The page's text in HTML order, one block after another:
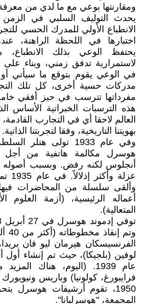
ومقارنتها بوعي مع ما لدي من
يحدث التوليف السلبي في
الانطباع الأولي للمدرك الحسي
اختبارها في اللحظة الراهنة،
يحتفظ الوعي بذلك
لاستمرارية تدفق زمني، وبناء على
في الوعي يقوم بتوقع ما سيأتي
مدركات حسية أخرى، كل تلك
مفرداتها تترسب في حيز أفقي
هذه الترسبات الخبراتية الأساس
العالم لاحقا أي في التجارب
بهويتنا التاريخية، وفقا لتجربتنا الذاتية.
وفي عام 1933 تولى
هوسرل مكالمة هاتفية من أجل
أنجلوس لكنه رفض. وبسبب أصوله
وألقى سلسلة من المحاضرات
أعماله الرئيسية، (أزمة العلوم
المتعالية).
الفرنسيسكان هيرمان ليو فان
لوفين (بلجيكا)، حيث تم إنشاء
عام 1939. (اليوم، هناك
فرايبورغ، كولونيا) وباريس
1950، تقوم أرشيفات هوسرل
المجمعة، "هوسرليانا".